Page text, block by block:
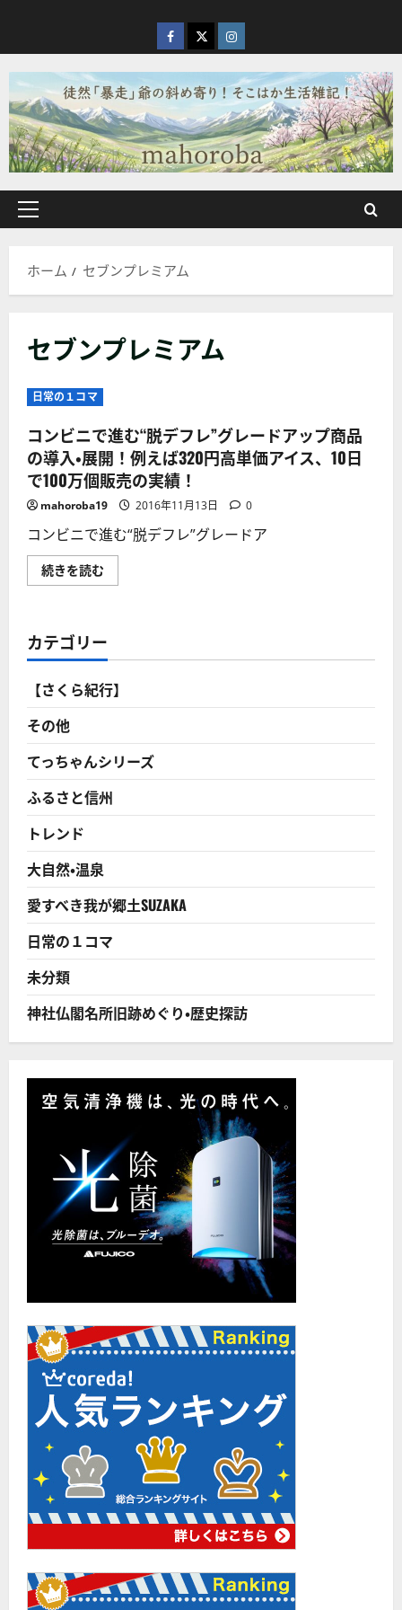
を
ス
キ
ッ
プ
facebook
X Instagram
メ
ン
ー
ホーム セブンプレミアム
セブンプレミアム
日常の１コマ
コンビニで進む“脱デフレ”グレードアップ商品
の導入・展開！例えば320円高単価アイス、10日
で100万個販売の実績！
mahoroba19 2016年11月13日 0
コンビニで進む“脱デフレ”グレードア
続きを読む
ン
む“脱
デ
レ”グ
レ
ー
ッ
プ
商
品
の
導
入・
え
ば
320
円
高
単
価
ア
10
日
で
万
の
実
つ
い
て
さ
ら
に
む
カテゴリー
【さくら紀行】
その他
てっちゃんシリーズ
ふるさと信州
トレンド
大自然・温泉
愛すべき我が郷土SUZAKA
日常の１コマ
未分類
神社仏閣名所旧跡めぐり・歴史探訪